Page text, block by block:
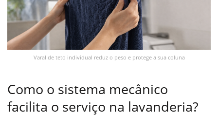
Varal de teto individual reduz o peso e protege a sua coluna
Como o sistema mecânico
facilita o serviço na lavanderia?